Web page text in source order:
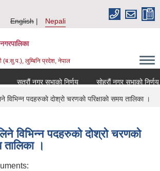
English
Nepali
(ब.सु.प.), लुम्बिनि प्रदेश, नेपाल
सत्रौं नगर सभाको निर्णय
सोह्रौं नगर सभाको निर्णय
विभिन्न पदहरुकाे दाेश्राे चरणकाे परिक्षाकाे समय तालिका ।
विभिन्न पदहरुकाे दाेश्राे चरणकाे
तालिका ।